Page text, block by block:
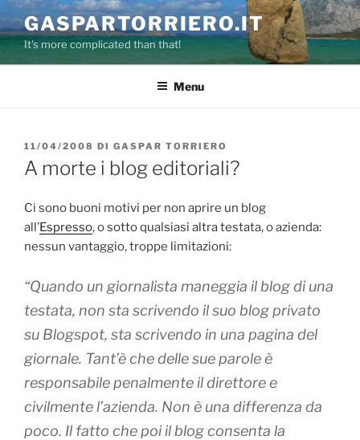
Salta
al
contenuto
GASPARTORRIERO.IT
It's more complicated than that!
Menu
PUBBLICATO
IL
11/04/2008 DI GASPAR TORRIERO
A morte i blog editoriali?
Ci sono buoni motivi per non aprire un blog
all’Espresso, o sotto qualsiasi altra testata, o azienda:
nessun vantaggio, troppe limitazioni:
“Quando un giornalista maneggia il blog di una
testata, non sta scrivendo il suo blog privato
su Blogspot, sta scrivendo in una pagina del
giornale. Tant’è che delle sue parole è
responsabile penalmente il direttore e
civilmente l’azienda. Non è una differenza da
poco. Il fatto che poi il blog consenta la